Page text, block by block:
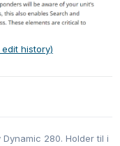
edit history)
280. Holder til i